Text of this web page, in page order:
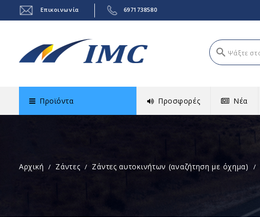
Επικοινωνία 6971738580
search
Προϊόντα Προσφορές Νέα
Αρχική Ζάντες Ζάντες αυτοκινήτων (αναζήτηση με όχημα)